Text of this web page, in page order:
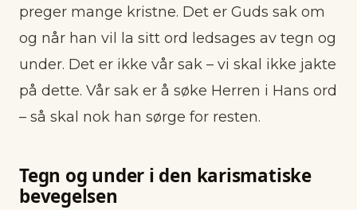
preger mange kristne. Det er Guds sak om
og når han vil la sitt ord ledsages av tegn og
under. Det er ikke vår sak – vi skal ikke jakte
på dette. Vår sak er å søke Herren i Hans ord
– så skal nok han sørge for resten.
Tegn og under i den karismatiske
bevegelsen